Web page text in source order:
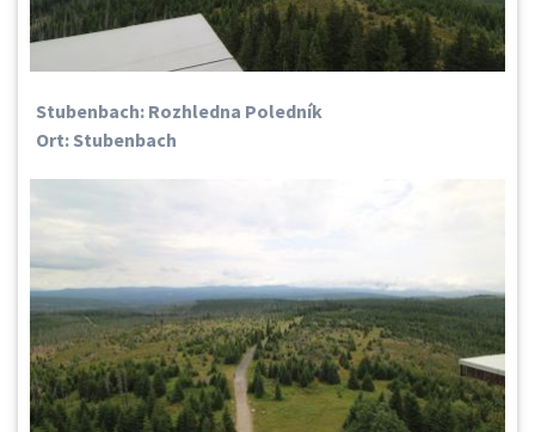
Stubenbach: Rozhledna Poledník
Ort: Stubenbach